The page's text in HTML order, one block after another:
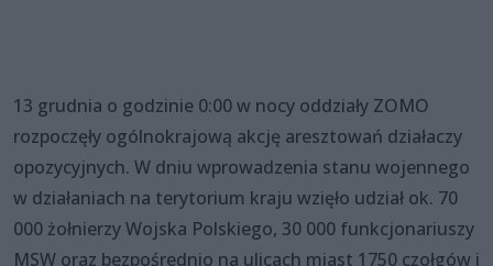
13 grudnia o godzinie 0:00 w nocy oddziały ZOMO
rozpoczęły ogólnokrajową akcję aresztowań działaczy
opozycyjnych. W dniu wprowadzenia stanu wojennego
w działaniach na terytorium kraju wzięło udział ok. 70
000 żołnierzy Wojska Polskiego, 30 000 funkcjonariuszy
MSW oraz bezpośrednio na ulicach miast 1750 czołgów i